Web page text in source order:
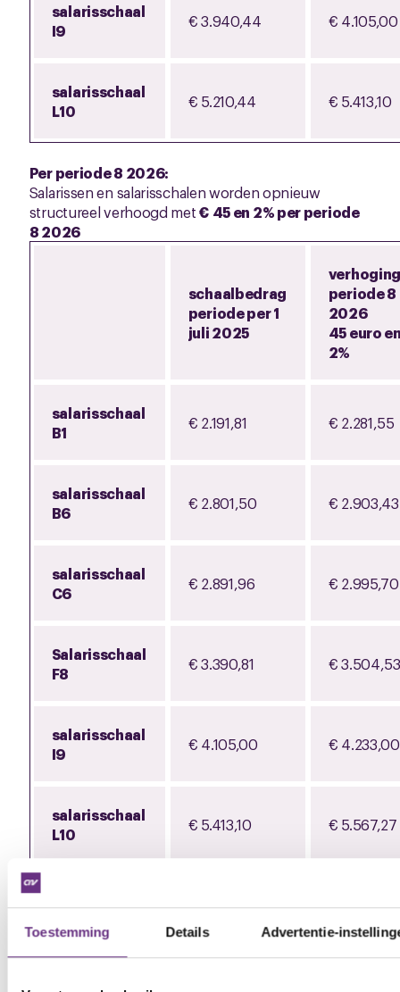
Toestemming Details Advertentie-
salarisschaal
I9
€ 3.940,44 € 4.105,00
salarisschaal
L10
€ 5.210,44 € 5.413,10
Per periode 8 2026:
Salarissen en salarisschalen worden opnieuw
structureel verhoogd met€ 45 en 2% per periode
8 2026
schaalbedrag
periode per 1
juli 2025
periode 8
2026
45 euro
2%
salarisschaal
B1
€ 2.191,81 € 2.281,55
salarisschaal
B6
€ 2.801,50 € 2.903,43
salarisschaal
C6
€ 2.891,96 € 2.995,70
Salarisschaal
F8
€ 3.390,81 € 3.504,53
salarisschaal
I9
€ 4.105,00 € 4.233,00
salarisschaal
L10
€ 5.413,10 € 5.567,27
Per periode 1 – 2027
met 0,5% verhoogd.